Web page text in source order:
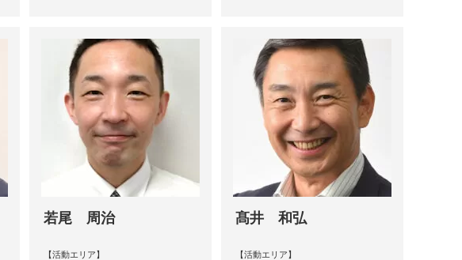
若尾 周治
【活動エリア】
髙井 和弘
【活動エリア】